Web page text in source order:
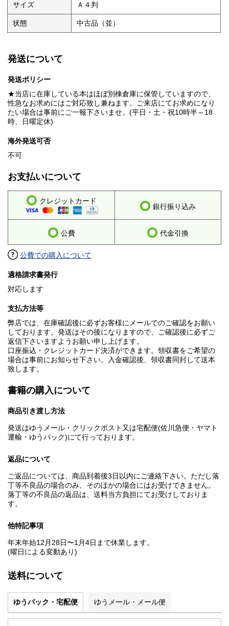
サイズ Ａ４判
状態 中古品（並）
発送について
発送ポリシー
★当店に在庫している本はほぼ別棟倉庫に保管していますので、
性急なお求めにはご対応致し兼ねます。ご来店にてお求めになり
たい場合は事前にご一報下さいませ。(平日・土・祝10時半～18
時、日曜定休)
海外発送可否
不可
お支払いについて
クレジットカード
銀行振り込み
公費 代金引換
公費での購入について
適格請求書発行
対応します
支払方法等
弊店では、在庫確認後に必ずお客様にメールでのご確認をお願い
しております。発送はその後になりますので、ご確認後に必ずご
返信下さいますようお願い申し上げます。
口座振込・クレジットカード決済ができます。領収書をご希望の
場合は事前にお知らせ下さい。入金確認後、領収書同封して送本
致します。
書籍の購入について
商品引き渡し方法
発送はゆうメール・クリックポスト又は宅配便(佐川急便・ヤマト
運輸・ゆうパック)にて行っております。
返品について
ご返品については、商品到着後3日以内にご連絡下さい。ただし落
丁等不良品の場合のみ。そのほかの場合にはお受けできません。
落丁等の不良品の返品は、送料当方負担にてお受けしておりま
す。
他特記事項
年末年始12月28日〜1月4日まで休業します。
(曜日による変動あり)
送料について
ゆうパック・宅配便 ゆうメール・メール便